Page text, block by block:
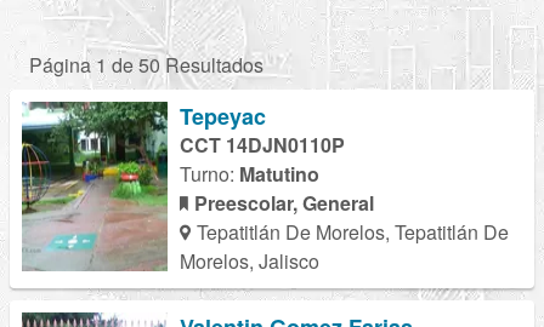
Página 1 de 50 Resultados
Tepeyac
CCT 14DJN0110P
Turno: Matutino
Preescolar, General
Tepatitlán De Morelos, Tepatitlán De
Morelos, Jalisco